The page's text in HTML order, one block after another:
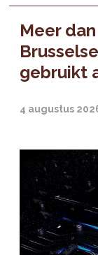
Meer
gebruikt
4 augustus